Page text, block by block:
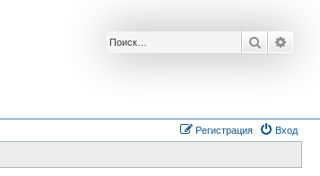
Поиск
Вход
Регистрация